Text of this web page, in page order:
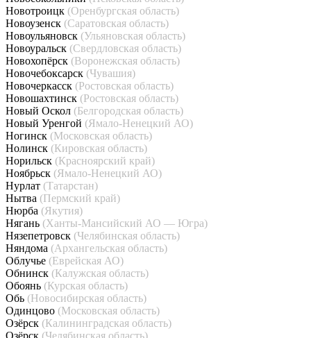
Новотроицк (Оренбургская область)
Новоузенск (Саратовская область)
Новоульяновск (Ульяновская область)
Новоуральск (Свердловская область)
Новохопёрск (Воронежская область)
Новочебоксарск (Чувашия)
Новочеркасск (Ростовская область)
Новошахтинск (Ростовская область)
Новый Оскол (Белгородская область)
Новый Уренгой (Ямало-Ненецкий АО)
Ногинск (Московская область)
Нолинск (Кировская область)
Норильск (Красноярский край)
Ноябрьск (Ямало-Ненецкий АО)
Нурлат (Татарстан)
Нытва (Пермский край)
Нюрба (Якутия)
Нягань (Ханты-Мансийский АО — Югра)
Нязепетровск (Челябинская область)
Няндома (Архангельская область)
Облучье (Еврейская АО)
Обнинск (Калужская область)
Обоянь (Курская область)
Обь (Новосибирская область)
Одинцово (Московская область)
Озёрск (Калининградская область)